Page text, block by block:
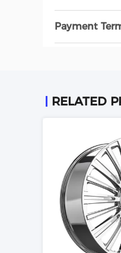
Payment
RELATED